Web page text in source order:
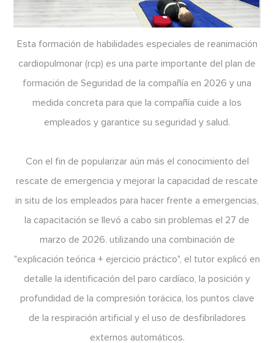
Esta formación de habilidades especiales de reanimación
cardiopulmonar (rcp) es una parte importante del plan de
formación de Seguridad de la compañía en 2026 y una
medida concreta para que la compañía cuide a los
empleados y garantice su seguridad y salud.
Con el fin de popularizar aún más el conocimiento del
rescate de emergencia y mejorar la capacidad de rescate
in situ de los empleados para hacer frente a emergencias,
la capacitación se llevó a cabo sin problemas el 27 de
marzo de 2026. utilizando una combinación de
"explicación teórica + ejercicio práctico", el tutor explicó en
detalle la identificación del paro cardíaco, la posición y
profundidad de la compresión torácica, los puntos clave
de la respiración artificial y el uso de desfibriladores
externos automáticos.